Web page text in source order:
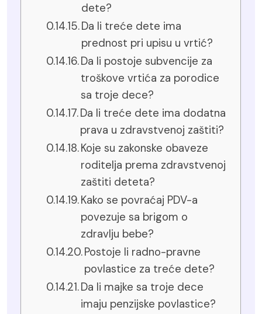
dete?
Da li treće dete ima
prednost pri upisu u vrtić?
Da li postoje subvencije za
troškove vrtića za porodice
sa troje dece?
Da li treće dete ima dodatna
prava u zdravstvenoj zaštiti?
Koje su zakonske obaveze
roditelja prema zdravstvenoj
zaštiti deteta?
Kako se povraćaj PDV-a
povezuje sa brigom o
zdravlju bebe?
Postoje li radno-pravne
povlastice za treće dete?
Da li majke sa troje dece
imaju penzijske povlastice?